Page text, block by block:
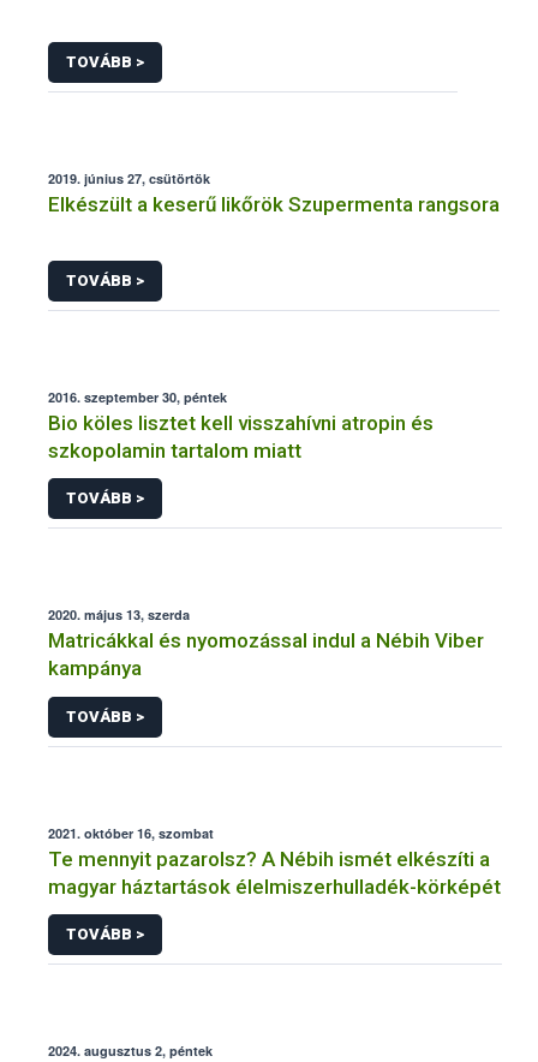
TOVÁBB >
2019. június 27, csütörtök
Elkészült a keserű likőrök Szupermenta rangsora
TOVÁBB >
2016. szeptember 30, péntek
Bio köles lisztet kell visszahívni atropin és
szkopolamin tartalom miatt
TOVÁBB >
2020. május 13, szerda
Matricákkal és nyomozással indul a Nébih Viber
kampánya
TOVÁBB >
2021. október 16, szombat
Te mennyit pazarolsz? A Nébih ismét elkészíti a
magyar háztartások élelmiszerhulladék-körképét
TOVÁBB >
2024. augusztus 2, péntek